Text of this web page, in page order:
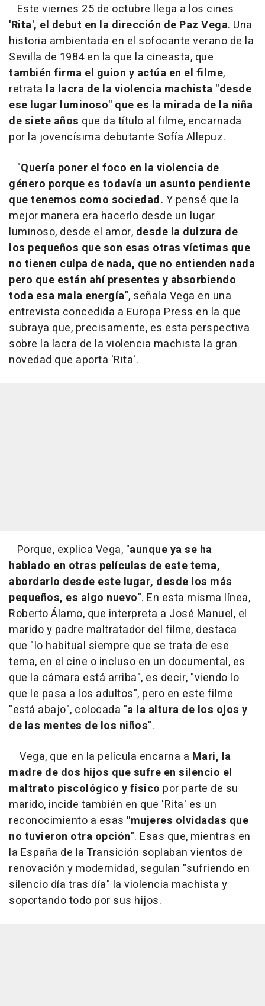
Este viernes 25 de octubre llega a los cines
'Rita', el debut en la dirección de Paz Vega. Una
historia ambientada en el sofocante verano de la
Sevilla de 1984 en la que la cineasta, que
también firma el guion y actúa en el filme,
retrata la lacra de la violencia machista "desde
ese lugar luminoso" que es la mirada de la niña
de siete años que da título al filme, encarnada
por la jovencísima debutante Sofía Allepuz.
"Quería poner el foco en la violencia de
género porque es todavía un asunto pendiente
que tenemos como sociedad. Y pensé que la
mejor manera era hacerlo desde un lugar
luminoso, desde el amor, desde la dulzura de
los pequeños que son esas otras víctimas que
no tienen culpa de nada, que no entienden nada
pero que están ahí presentes y absorbiendo
toda esa mala energía", señala Vega en una
entrevista concedida a Europa Press en la que
subraya que, precisamente, es esta perspectiva
sobre la lacra de la violencia machista la gran
novedad que aporta 'Rita'.
Porque, explica Vega, "aunque ya se ha
hablado en otras películas de este tema,
abordarlo desde este lugar, desde los más
pequeños, es algo nuevo". En esta misma línea,
Roberto Álamo, que interpreta a José Manuel, el
marido y padre maltratador del filme, destaca
que "lo habitual siempre que se trata de ese
tema, en el cine o incluso en un documental, es
que la cámara está arriba", es decir, "viendo lo
que le pasa a los adultos", pero en este filme
"está abajo", colocada "a la altura de los ojos y
de las mentes de los niños".
Vega, que en la película encarna a Mari, la
madre de dos hijos que sufre en silencio el
maltrato piscológico y físico por parte de su
marido, incide también en que 'Rita' es un
reconocimiento a esas "mujeres olvidadas que
no tuvieron otra opción". Esas que, mientras en
la España de la Transición soplaban vientos de
renovación y modernidad, seguían "sufriendo en
silencio día tras día" la violencia machista y
soportando todo por sus hijos.